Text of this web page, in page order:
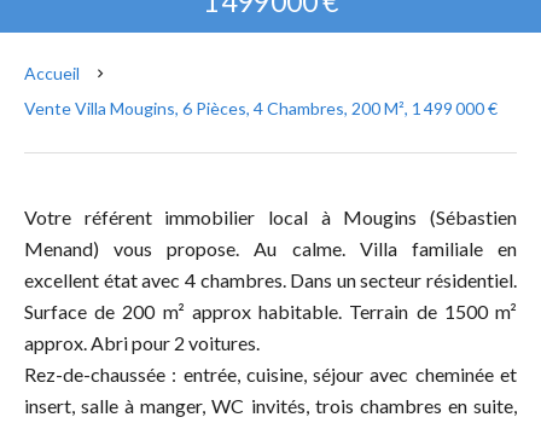
Accueil
Vente Villa Mougins, 6 Pièces, 4 Chambres, 200 M², 1 499 000 €
Votre référent immobilier local à Mougins (Sébastien
Menand) vous propose. Au calme. Villa familiale en
excellent état avec 4 chambres. Dans un secteur résidentiel.
Surface de 200 m² approx habitable. Terrain de 1500 m²
approx. Abri pour 2 voitures.
Rez-de-chaussée : entrée, cuisine, séjour avec cheminée et
insert, salle à manger, WC invités, trois chambres en suite,